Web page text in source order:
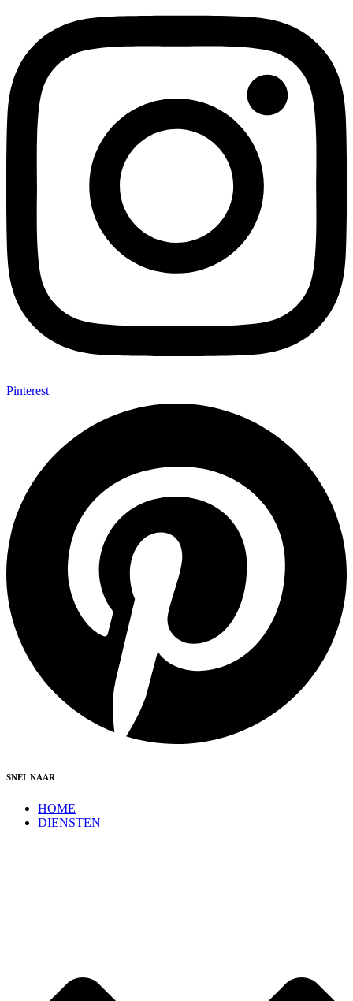
Pinterest
SNEL NAAR
HOME
DIENSTEN